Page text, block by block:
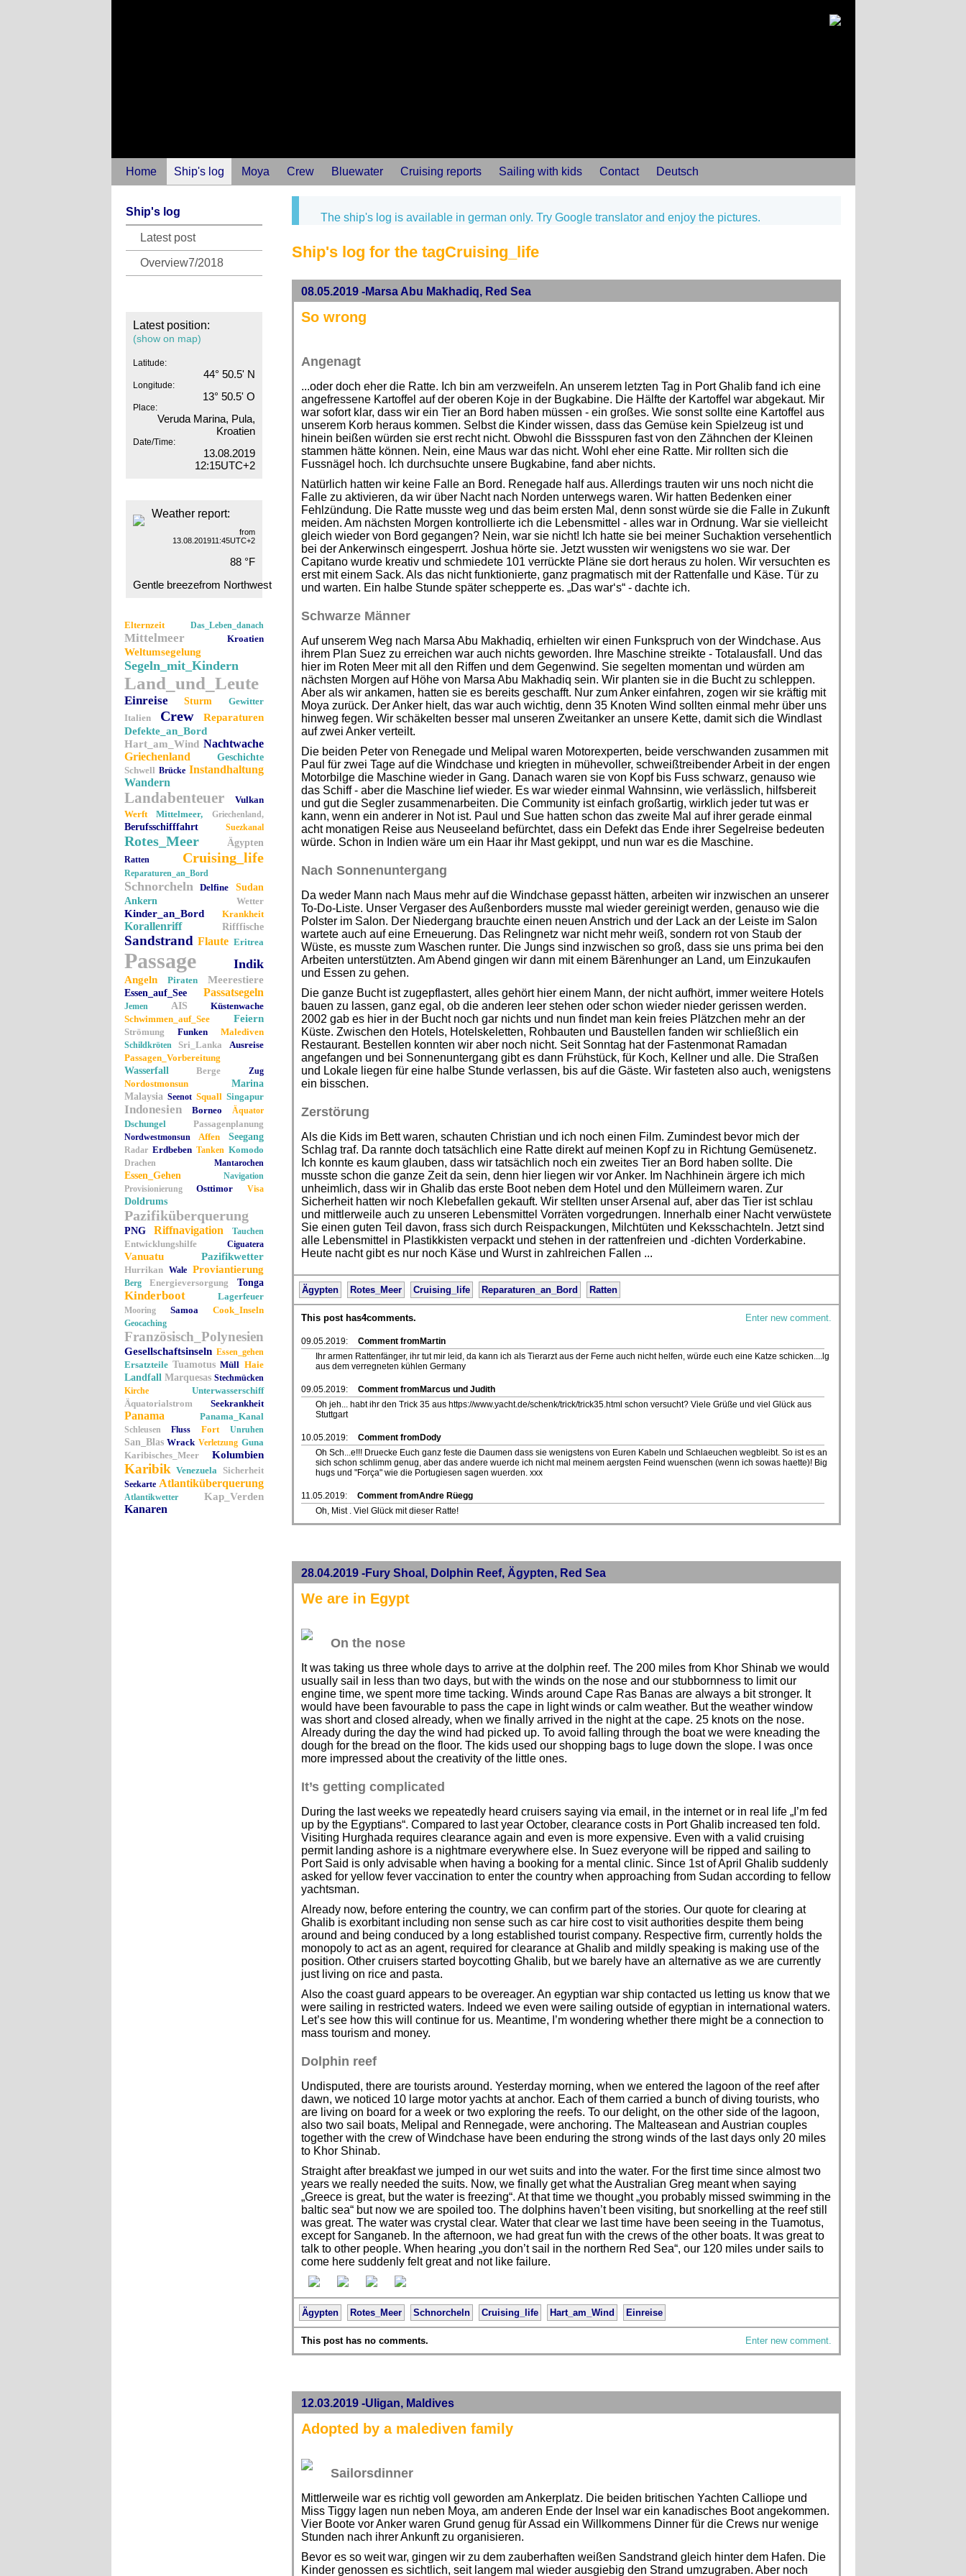
Home Ship's log Moya Crew Bluewater Cruising reports Sailing with kids Contact Deutsch
Ship's log
Latest post
Overview7/2018
Latest position:
(show on map)
Latitude:
44° 50.5' N
Longitude:
13° 50.5' O
Place:
Veruda Marina, Pula,
Kroatien
Date/Time:
13.08.2019
12:15UTC+2
Weather report:
from
13.08.201911:45UTC+2
88 °F
Gentle breezefrom Northwest
Elternzeit Das_Leben_danach
Mittelmeer Kroatien
Weltumsegelung
Segeln_mit_Kindern
Land_und_Leute
Einreise Sturm
Gewitter
Italien
Crew
Reparaturen
Defekte_an_Bord
Hart_am_Wind Nachtwache
Griechenland
Geschichte
Schwell Brücke Instandhaltung
Wandern
Landabenteuer
Vulkan
Werft
Mittelmeer, Griechenland,
Berufsschifffahrt Suezkanal
Rotes_Meer Ägypten
Ratten Cruising_life
Reparaturen_an_Bord
Schnorcheln Delfine
Sudan
Ankern
Wetter
Kinder_an_Bord Krankheit
Korallenriff Rifffische
Sandstrand Flaute Eritrea
Passage Indik
Angeln Piraten Meerestiere
Essen_auf_See Passatsegeln
Jemen AIS
Küstenwache
Schwimmen_auf_See
Feiern
Strömung Funken Malediven
Schildkröten Sri_Lanka
Ausreise
Passagen_Vorbereitung
Wasserfall
Berge Zug
Nordostmonsun
Marina
Malaysia Seenot Squall Singapur
Indonesien Borneo Äquator
Dschungel Passagenplanung
Nordwestmonsun Affen Seegang
Radar Erdbeben Tanken Komodo
Drachen Mantarochen
Essen_Gehen
Navigation
Provisionierung
Osttimor Visa
Doldrums
Pazifiküberquerung
PNG Riffnavigation Tauchen
Entwicklungshilfe Ciguatera
Vanuatu Pazifikwetter
Hurrikan Wale Proviantierung
Berg Energieversorgung Tonga
Kinderboot Lagerfeuer
Mooring Samoa Cook_Inseln
Geocaching
Französisch_Polynesien
Gesellschaftsinseln Essen_gehen
Ersatzteile Tuamotus Müll Haie
Landfall Marquesas Stechmücken
Kirche
Unterwasserschiff
Äquatorialstrom
Seekrankheit
Panama Panama_Kanal
Schleusen Fluss Fort Unruhen
San_Blas Wrack Verletzung Guna
Karibisches_Meer
Kolumbien
Karibik Venezuela Sicherheit
Seekarte Atlantiküberquerung
Atlantikwetter Kap_Verden
Kanaren
The ship's log is available in german only. Try Google translator and enjoy the pictures.
Ship's log for the tagCruising_life
08.05.2019 -Marsa Abu Makhadiq, Red Sea
So wrong
Angenagt
...oder doch eher die Ratte. Ich bin am verzweifeln. An unserem letzten Tag in Port Ghalib fand ich eine
angefressene Kartoffel auf der oberen Koje in der Bugkabine. Die Hälfte der Kartoffel war abgekaut. Mir
war sofort klar, dass wir ein Tier an Bord haben müssen - ein großes. Wie sonst sollte eine Kartoffel aus
unserem Korb heraus kommen. Selbst die Kinder wissen, dass das Gemüse kein Spielzeug ist und
hinein beißen würden sie erst recht nicht. Obwohl die Bissspuren fast von den Zähnchen der Kleinen
stammen hätte können. Nein, eine Maus war das nicht. Wohl eher eine Ratte. Mir rollten sich die
Fussnägel hoch. Ich durchsuchte unsere Bugkabine, fand aber nichts.
Natürlich hatten wir keine Falle an Bord. Renegade half aus. Allerdings trauten wir uns noch nicht die
Falle zu aktivieren, da wir über Nacht nach Norden unterwegs waren. Wir hatten Bedenken einer
Fehlzündung. Die Ratte musste weg und das beim ersten Mal, denn sonst würde sie die Falle in Zukunft
meiden. Am nächsten Morgen kontrollierte ich die Lebensmittel - alles war in Ordnung. War sie vielleicht
gleich wieder von Bord gegangen? Nein, war sie nicht! Ich hatte sie bei meiner Suchaktion versehentlich
bei der Ankerwinsch eingesperrt. Joshua hörte sie. Jetzt wussten wir wenigstens wo sie war. Der
Capitano wurde kreativ und schmiedete 101 verrückte Pläne sie dort heraus zu holen. Wir versuchten es
erst mit einem Sack. Als das nicht funktionierte, ganz pragmatisch mit der Rattenfalle und Käse. Tür zu
und warten. Ein halbe Stunde später schepperte es. „Das war‘s“ - dachte ich.
Schwarze Männer
Auf unserem Weg nach Marsa Abu Makhadiq, erhielten wir einen Funkspruch von der Windchase. Aus
ihrem Plan Suez zu erreichen war auch nichts geworden. Ihre Maschine streikte - Totalausfall. Und das
hier im Roten Meer mit all den Riffen und dem Gegenwind. Sie segelten momentan und würden am
nächsten Morgen auf Höhe von Marsa Abu Makhadiq sein. Wir planten sie in die Bucht zu schleppen.
Aber als wir ankamen, hatten sie es bereits geschafft. Nur zum Anker einfahren, zogen wir sie kräftig mit
Moya zurück. Der Anker hielt, das war auch wichtig, denn 35 Knoten Wind sollten einmal mehr über uns
hinweg fegen. Wir schäkelten besser mal unseren Zweitanker an unsere Kette, damit sich die Windlast
auf zwei Anker verteilt.
Die beiden Peter von Renegade und Melipal waren Motorexperten, beide verschwanden zusammen mit
Paul für zwei Tage auf die Windchase und kriegten in mühevoller, schweißtreibender Arbeit in der engen
Motorbilge die Maschine wieder in Gang. Danach waren sie von Kopf bis Fuss schwarz, genauso wie
das Schiff - aber die Maschine lief wieder. Es war wieder einmal Wahnsinn, wie verlässlich, hilfsbereit
und gut die Segler zusammenarbeiten. Die Community ist einfach großartig, wirklich jeder tut was er
kann, wenn ein anderer in Not ist. Paul und Sue hatten schon das zweite Mal auf ihrer gerade einmal
acht monatigen Reise aus Neuseeland befürchtet, dass ein Defekt das Ende ihrer Segelreise bedeuten
würde. Schon in Indien wäre um ein Haar ihr Mast gekippt, und nun war es die Maschine.
Nach Sonnenuntergang
Da weder Mann nach Maus mehr auf die Windchase gepasst hätten, arbeiten wir inzwischen an unserer
To-Do-Liste. Unser Vergaser des Außenborders musste mal wieder gereinigt werden, genauso wie die
Polster im Salon. Der Niedergang brauchte einen neuen Anstrich und der Lack an der Leiste im Salon
wartete auch auf eine Erneuerung. Das Relingnetz war nicht mehr weiß, sondern rot von Staub der
Wüste, es musste zum Waschen runter. Die Jungs sind inzwischen so groß, dass sie uns prima bei den
Arbeiten unterstützten. Am Abend gingen wir dann mit einem Bärenhunger an Land, um Einzukaufen
und Essen zu gehen.
Die ganze Bucht ist zugepflastert, alles gehört hier einem Mann, der nicht aufhört, immer weitere Hotels
bauen zu lassen, ganz egal, ob die anderen leer stehen oder schon wieder nieder gerissen werden.
2002 gab es hier in der Bucht noch gar nichts und nun findet man kein freies Plätzchen mehr an der
Küste. Zwischen den Hotels, Hotelskeletten, Rohbauten und Baustellen fanden wir schließlich ein
Restaurant. Bestellen konnten wir aber noch nicht. Seit Sonntag hat der Fastenmonat Ramadan
angefangen und bei Sonnenuntergang gibt es dann Frühstück, für Koch, Kellner und alle. Die Straßen
und Lokale liegen für eine halbe Stunde verlassen, bis auf die Gäste. Wir fasteten also auch, wenigstens
ein bisschen.
Zerstörung
Als die Kids im Bett waren, schauten Christian und ich noch einen Film. Zumindest bevor mich der
Schlag traf. Da rannte doch tatsächlich eine Ratte direkt auf meinen Kopf zu in Richtung Gemüsenetz.
Ich konnte es kaum glauben, dass wir tatsächlich noch ein zweites Tier an Bord haben sollte. Die
musste schon die ganze Zeit da sein, denn hier liegen wir vor Anker. Im Nachhinein ärgere ich mich
unheimlich, dass wir in Ghalib das erste Boot neben dem Hotel und den Mülleimern waren. Zur
Sicherheit hatten wir noch Klebefallen gekauft. Wir stellten unser Arsenal auf, aber das Tier ist schlau
und mittlerweile auch zu unseren Lebensmittel Vorräten vorgedrungen. Innerhalb einer Nacht verwüstete
Sie einen guten Teil davon, frass sich durch Reispackungen, Milchtüten und Keksschachteln. Jetzt sind
alle Lebensmittel in Plastikkisten verpackt und stehen in der rattenfreien und -dichten Vorderkabine.
Heute nacht gibt es nur noch Käse und Wurst in zahlreichen Fallen ...
Ägypten Rotes_Meer Cruising_life Reparaturen_an_Bord Ratten
Enter new comment.
This post has4comments.
09.05.2019:
Comment fromMartin
Ihr armen Rattenfänger, ihr tut mir leid, da kann ich als Tierarzt aus der Ferne auch nicht helfen, würde euch eine Katze schicken....lg
aus dem verregneten kühlen Germany
09.05.2019:
Comment fromMarcus und Judith
Oh jeh... habt ihr den Trick 35 aus https://www.yacht.de/schenk/trick/trick35.html schon versucht? Viele Grüße und viel Glück aus
Stuttgart
10.05.2019:
Comment fromDody
Oh Sch...e!!! Druecke Euch ganz feste die Daumen dass sie wenigstens von Euren Kabeln und Schlaeuchen wegbleibt. So ist es an
sich schon schlimm genug, aber das andere wuerde ich nicht mal meinem aergsten Feind wuenschen (wenn ich sowas haette)! Big
hugs und "Força" wie die Portugiesen sagen wuerden. xxx
11.05.2019:
Comment fromAndre Rüegg
Oh, Mist . Viel Glück mit dieser Ratte!
28.04.2019 -Fury Shoal, Dolphin Reef, Ägypten, Red Sea
We are in Egypt
On the nose
It was taking us three whole days to arrive at the dolphin reef. The 200 miles from Khor Shinab we would
usually sail in less than two days, but with the winds on the nose and our stubbornness to limit our
engine time, we spent more time tacking. Winds around Cape Ras Banas are always a bit stronger. It
would have been favourable to pass the cape in light winds or calm weather. But the weather window
was short and closed already, when we finally arrived in the night at the cape. 25 knots on the nose.
Already during the day the wind had picked up. To avoid falling through the boat we were kneading the
dough for the bread on the floor. The kids used our shopping bags to luge down the slope. I was once
more impressed about the creativity of the little ones.
It’s getting complicated
During the last weeks we repeatedly heard cruisers saying via email, in the internet or in real life „I’m fed
up by the Egyptians“. Compared to last year October, clearance costs in Port Ghalib increased ten fold.
Visiting Hurghada requires clearance again and even is more expensive. Even with a valid cruising
permit landing ashore is a nightmare everywhere else. In Suez everyone will be ripped and sailing to
Port Said is only advisable when having a booking for a mental clinic. Since 1st of April Ghalib suddenly
asked for yellow fever vaccination to enter the country when approaching from Sudan according to fellow
yachtsman.
Already now, before entering the country, we can confirm part of the stories. Our quote for clearing at
Ghalib is exorbitant including non sense such as car hire cost to visit authorities despite them being
around and being conduced by a long established tourist company. Respective firm, currently holds the
monopoly to act as an agent, required for clearance at Ghalib and mildly speaking is making use of the
position. Other cruisers started boycotting Ghalib, but we barely have an alternative as we are currently
just living on rice and pasta.
Also the coast guard appears to be overeager. An egyptian war ship contacted us letting us know that we
were sailing in restricted waters. Indeed we even were sailing outside of egyptian in international waters.
Let’s see how this will continue for us. Meantime, I’m wondering whether there might be a connection to
mass tourism and money.
Dolphin reef
Undisputed, there are tourists around. Yesterday morning, when we entered the lagoon of the reef after
dawn, we noticed 10 large motor yachts at anchor. Each of them carried a bunch of diving tourists, who
are living on board for a week or two exploring the reefs. To our delight, on the other side of the lagoon,
also two sail boats, Melipal and Rennegade, were anchoring. The Malteasean and Austrian couples
together with the crew of Windchase have been enduring the strong winds of the last days only 20 miles
to Khor Shinab.
Straight after breakfast we jumped in our wet suits and into the water. For the first time since almost two
years we really needed the suits. Now, we finally get what the Australian Greg meant when saying
„Greece is great, but the water is freezing“. At that time we thought „you probably missed swimming in the
baltic sea“ but now we are spoiled too. The dolphins haven’t been visiting, but snorkelling at the reef still
was great. The water was crystal clear. Water that clear we last time have been seeing in the Tuamotus,
except for Sanganeb. In the afternoon, we had great fun with the crews of the other boats. It was great to
talk to other people. When hearing „you don’t sail in the northern Red Sea“, our 120 miles under sails to
come here suddenly felt great and not like failure.
Ägypten Rotes_Meer Schnorcheln Cruising_life Hart_am_Wind Einreise
Enter new comment.
This post has no comments.
12.03.2019 -Uligan, Maldives
Adopted by a malediven family
Sailorsdinner
Mittlerweile war es richtig voll geworden am Ankerplatz. Die beiden britischen Yachten Calliope und
Miss Tiggy lagen nun neben Moya, am anderen Ende der Insel war ein kanadisches Boot angekommen.
Vier Boote vor Anker waren Grund genug für Assad ein Willkommens Dinner für die Crews nur wenige
Stunden nach ihrer Ankunft zu organisieren.
Bevor es so weit war, gingen wir zu dem zauberhaften weißen Sandstrand gleich hinter dem Hafen. Die
Kinder genossen es sichtlich, seit langem mal wieder ausgiebig den Strand umzugraben. Aber noch